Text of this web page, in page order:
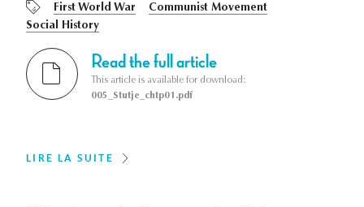
First World War
Communist Movement
Social History
Read the full article
This article is available for download:
005_Stutje_chtp01.pdf
LIRE LA SUITE